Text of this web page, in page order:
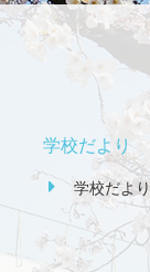
学校だより
学校だより